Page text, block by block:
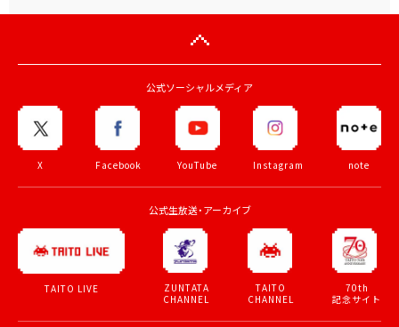
公式ソーシャルメディア
X Facebook YouTube Instagram note
公式生放送・アーカイブ
TAITO LIVE
ZUNTATA
CHANNEL
TAITO
CHANNEL
70th
記念サイト